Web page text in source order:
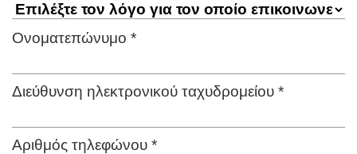
Ονοματεπώνυμο *
Διεύθυνση ηλεκτρονικού ταχυδρομείου *
Αριθμός τηλεφώνου *